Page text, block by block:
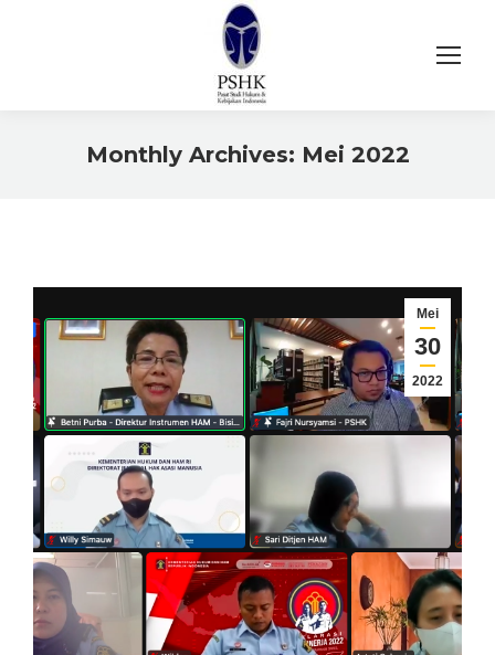
Monthly Archives: Mei 2022
Mei
30
2022